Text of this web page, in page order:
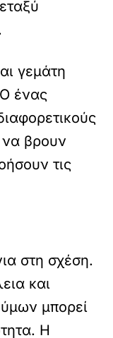
γεμάτη
ένας
να βρουν
τις
στη σχέση.
και
μπορεί
Η